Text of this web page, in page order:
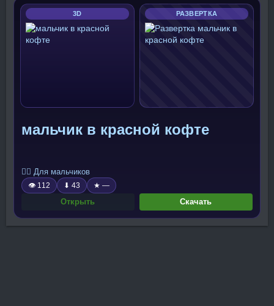
3D РАЗВЕРТКА
мальчик в красной кофте
🧍‍♂️ Для мальчиков
👁 112 ⬇ 43 ★ —
Открыть Скачать